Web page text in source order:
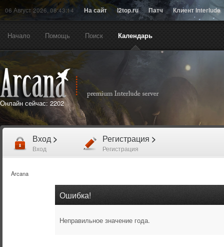
06 Август 2026, 08:43:14 На сайт l2top.ru Патч Клиент Interlude
Начало Помощь Поиск Календарь
Онлайн сейчас: 2202
Вход >
Вход
Регистрация >
Регистрация
Arcana
Ошибка!
Неправильное значение года.